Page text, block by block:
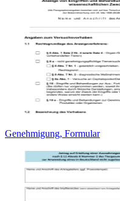
Genehmigung, Formular